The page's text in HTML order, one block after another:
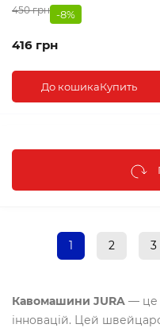
450 грн -8%
416 грн
До кошикаКупить
1 2 3
Кавомашини JURA — це
інновацій. Цей